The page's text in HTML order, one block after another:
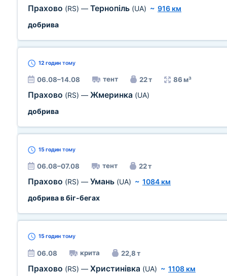
Прахово (RS) — Тернопіль (UA) ~ 916 км
добрива
12 годин тому
06.08–14.08 тент 22 т 86 м³
Прахово (RS) — Жмеринка (UA)
добрива
15 годин тому
06.08–07.08 тент 22 т
Прахово (RS) — Умань (UA) ~ 1084 км
добрива в біг-бегах
15 годин тому
06.08 крита 22,8 т
Прахово (RS) — Христинівка (UA) ~ 1108 км